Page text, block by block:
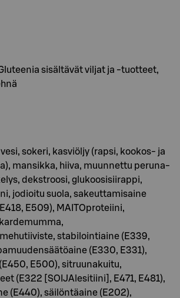
sisältävät viljat ja -tuotteet,
sokeri, kasviöljy (rapsi, kookos- ja
mansikka, hiiva, muunnettu peruna-
dekstroosi, glukoosisiirappi,
jodioitu suola, sakeuttamisaine
E509), MAITOproteiini,
stabilointiaine (E339,
(E330, E331),
E500), sitruunakuitu,
(E322 [SOIJAlesitiini], E471, E481),
(E440), säilöntäaine (E202),